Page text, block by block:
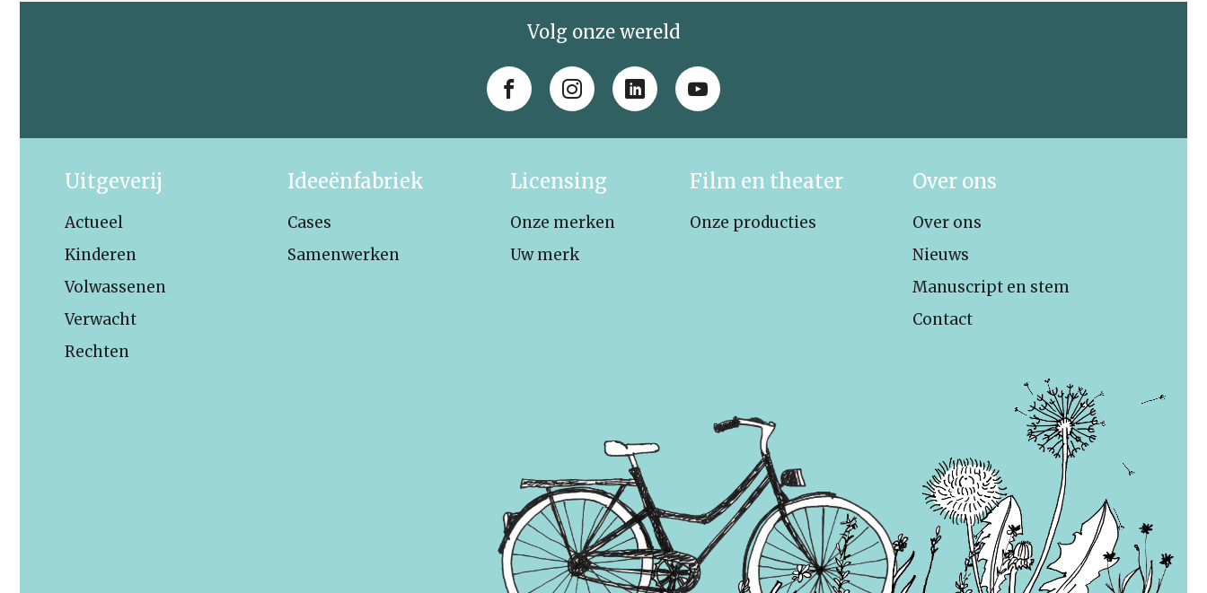
Volg onze wereld
Uitgeverij
Actueel
Kinderen
Volwassenen
Verwacht
Rechten
Ideeënfabriek
Cases
Samenwerken
Licensing
Onze merken
Uw merk
Film en theater
Onze producties
Over ons
Over ons
Nieuws
Manuscript en stem
Contact